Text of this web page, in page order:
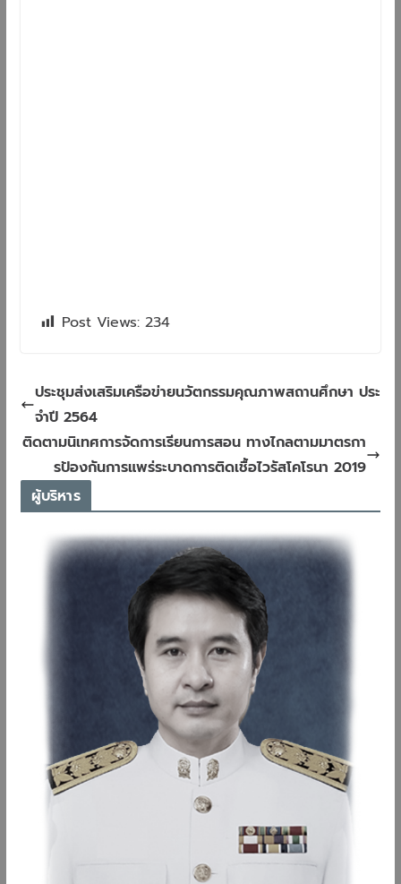
Post Views: 234
ประชุมส่งเสริมเครือข่ายนวัตกรรมคุณภาพสถานศึกษา​ ประ
จำปี​ 2564
ติดตาม​นิเทศการจัดการเรียนการสอน​ ทางไกลตามมาตรกา
รป้องกันการแพร่ระบาดการติดเชื้อไวรัสโคโรนา​ 2019​
ผู้บริหาร